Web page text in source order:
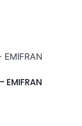
EMIFRAN